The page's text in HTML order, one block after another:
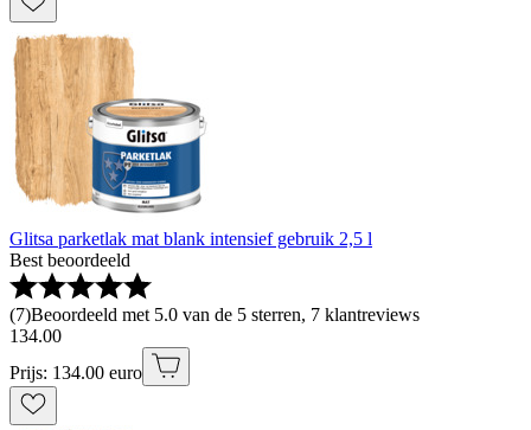
Glitsa parketlak mat blank intensief gebruik 2,5 l
Best beoordeeld
(7)Beoordeeld met 5.0 van de 5 sterren, 7 klantreviews
134.00
Prijs: 134.00 euro